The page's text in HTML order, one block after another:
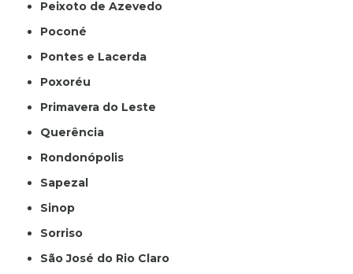
Peixoto de Azevedo
Poconé
Pontes e Lacerda
Poxoréu
Primavera do Leste
Querência
Rondonópolis
Sapezal
Sinop
Sorriso
São José do Rio Claro